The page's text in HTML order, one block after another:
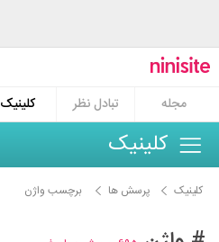
مجله
تبادل نظر کلینیک
کلینیک
کلینیک پرسش ها برچسب واژن